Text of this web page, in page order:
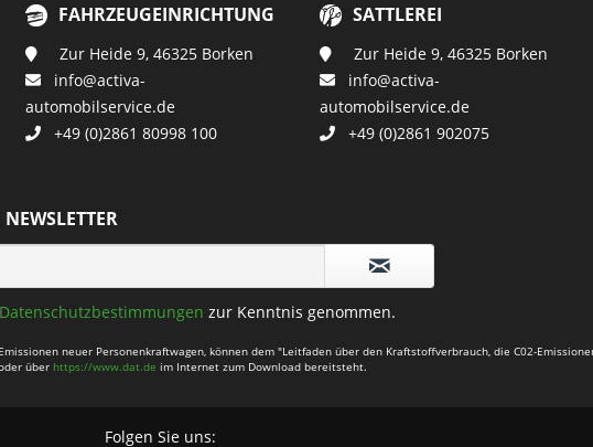
FAHRZEUGEINRICHTUNG
Zur Heide 9, 46325 Borken
info@activa-
automobilservice.de
+49 (0)2861 80998 100
SATTLEREI
Zur Heide 9, 46325 Borken
info@activa-
automobilservice.de
+49 (0)2861 902075
Datenschutzbestimmungen zur Kenntnis genommen.
neuer Personenkraftwagen, können dem "Leitfaden über den Kraftstoffverbrauch, die C02-
über https://www.dat.deim Internet zum Download bereitsteht.
Folgen Sie uns: